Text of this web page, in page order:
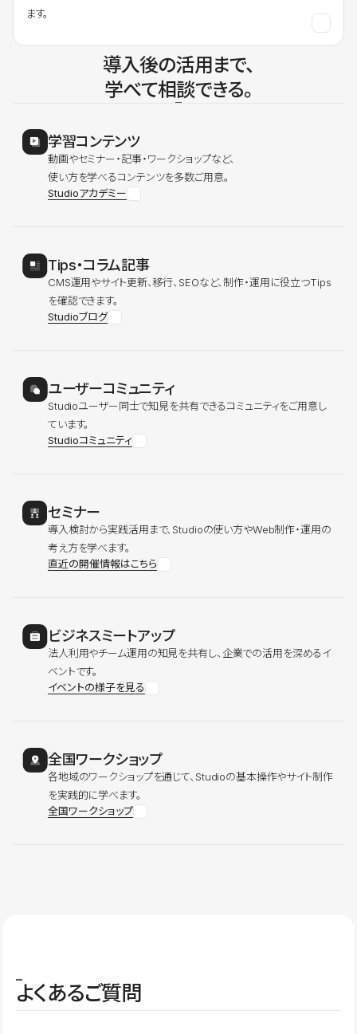
ます。
導入後の活用まで、
学べて相談できる。
学習コンテンツ
動画やセミナー・記事・ワークショップなど、
使い方を学べるコンテンツを多数ご用意。
Studioアカデミー
Tips・コラム記事
CMS運用やサイト更新、移行、SEOなど、制作・運用に役立つTips
を確認できます。
Studioブログ
ユーザーコミュニティ
Studioユーザー同士で知見を共有できるコミュニティをご用意し
ています。
Studioコミュニティ
セミナー
導入検討から実践活用まで、Studioの使い方やWeb制作・運用の
考え方を学べます。
直近の開催情報はこちら
ビジネスミートアップ
法人利用やチーム運用の知見を共有し、企業での活用を深めるイ
ベントです。
イベントの様子を見る
全国ワークショップ
各地域のワークショップを通じて、Studioの基本操作やサイト制作
を実践的に学べます。
全国ワークショップ
よくあるご質問